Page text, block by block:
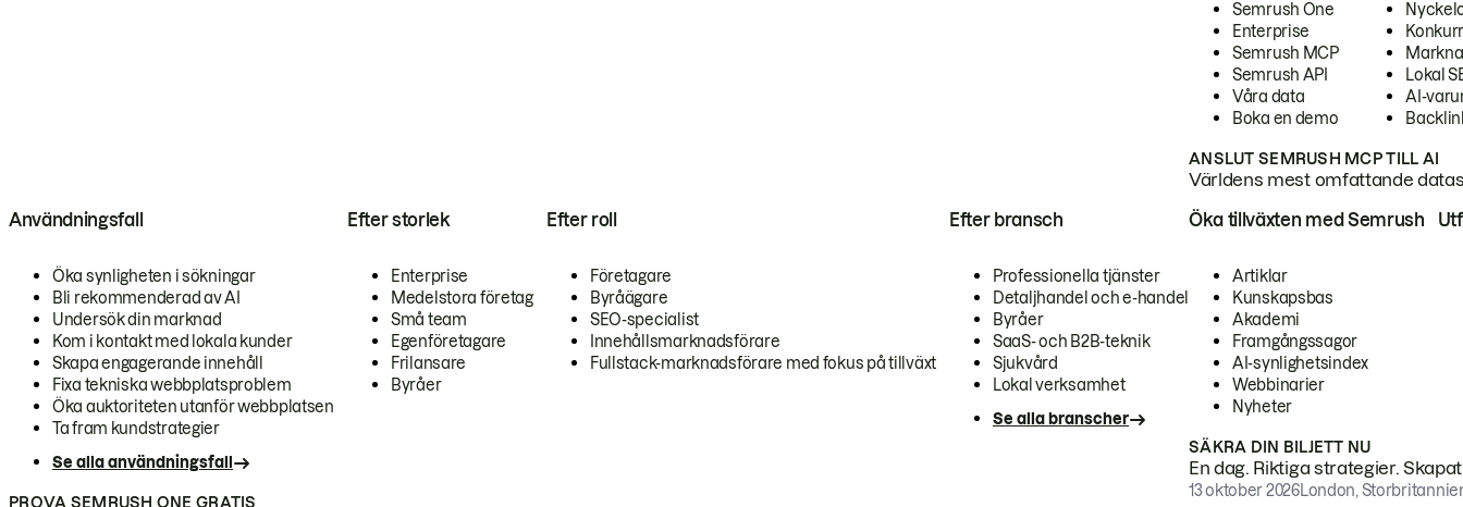
Semrush One
Enterprise
Semrush MCP
Semrush API
Våra data
Boka en demo
Lokal
AI-
ANSLUT SEMRUSH MCP TILL AI
Världens mest omfattande
Användningsfall
Öka synligheten i sökningar
Bli rekommenderad av AI
Undersök din marknad
Kom i kontakt med lokala kunder
Skapa engagerande innehåll
Fixa tekniska webbplatsproblem
Öka auktoriteten utanför webbplatsen
Ta fram kundstrategier
Se alla användningsfall
Efter storlek
Enterprise
Medelstora företag
Små team
Egenföretagare
Frilansare
Byråer
Efter roll
Företagare
Byråägare
SEO-specialist
Innehållsmarknadsförare
Fullstack-marknadsförare med fokus på tillväxt
Efter bransch
Professionella tjänster
Detaljhandel och e-handel
Byråer
SaaS- och B2B-teknik
Sjukvård
Lokal verksamhet
Se alla branscher
PROVA SEMRUSH ONE GRATIS
Öka tillväxten med Semrush
Artiklar
Kunskapsbas
Akademi
Framgångssagor
AI-synlighetsindex
Webbinarier
Nyheter
SÄKRA DIN BILJETT NU
En dag. Riktiga strategier.
13 oktober 2026London,